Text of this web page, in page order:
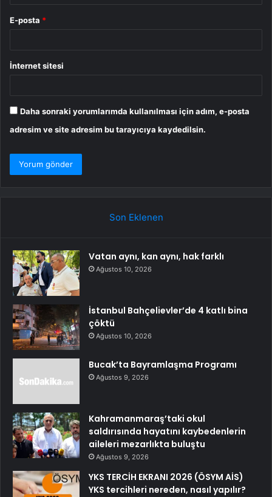
E-posta *
İnternet sitesi
Daha sonraki yorumlarımda kullanılması için adım, e-posta
adresim ve site adresim bu tarayıcıya kaydedilsin.
Son Eklenen
Vatan aynı, kan aynı, hak farklı
Ağustos 10, 2026
İstanbul Bahçelievler’de 4 katlı bina
çöktü
Ağustos 10, 2026
Bucak’ta Bayramlaşma Programı
Ağustos 9, 2026
Kahramanmaraş’taki okul
saldırısında hayatını kaybedenlerin
aileleri mezarlıkta buluştu
Ağustos 9, 2026
YKS TERCİH EKRANI 2026 (ÖSYM AİS)
YKS tercihleri nereden, nasıl yapılır?